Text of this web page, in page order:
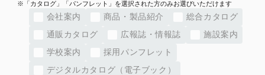
会社案内 商品・製品紹介
総合カタログ
通販カタログ
広報誌・情報誌
施設案内
学校案内
採用パンフレット
デジタルカタログ（電子ブック）